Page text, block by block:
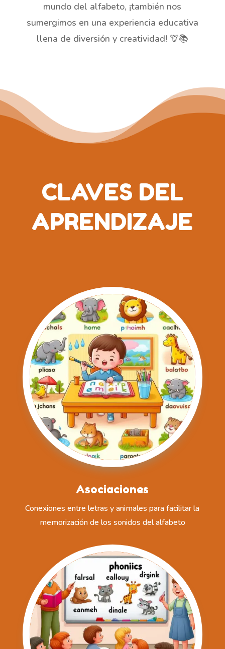
mundo del alfabeto, ¡también nos
sumergimos en una experiencia educativa
llena de diversión y creatividad! 🦒📚
CLAVES DEL
APRENDIZAJE
Asociaciones
Conexiones entre letras y animales para facilitar la
memorización de los sonidos del alfabeto